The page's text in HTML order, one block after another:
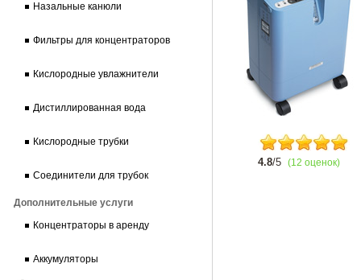
Назальные канюли
Фильтры для концентраторов
Кислородные увлажнители
Дистиллированная вода
Кислородные трубки
Соединители для трубок
Дополнительные услуги
Концентраторы в аренду
Аккумуляторы
4.8/5 (12 оценок)